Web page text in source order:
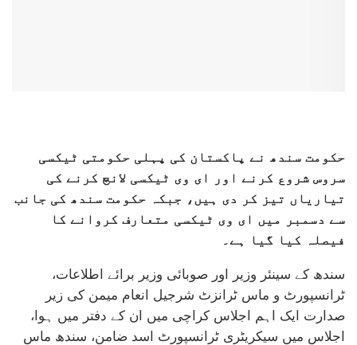
حکومت سندھ نے پاکستان کی پہلی حکومتی ٹیکسی
سروس شروع کرنے اور ای وی ٹیکسی لانچ کرنے کی
تیاریاں تیز کر دی ہیں، جبکہ حکومت سندھ کی جانب
سے دسمبر میں ای وی ٹیکسی متعارف کروانے کا
فیصلہ کیا گیا ہے۔
سندھ کے سینئر وزیر اور صوبائی وزیر برائے اطلاعات،
ٹرانسپورٹ و ماس ٹرانزٹ شرجیل انعام میمن کی زیر
صدارت ایک اہم اجلاس کراچی میں ان کے دفتر میں ہوا،
اجلاس میں سیکریٹری ٹرانسپورٹ اسد ضامن، سندھ ماس